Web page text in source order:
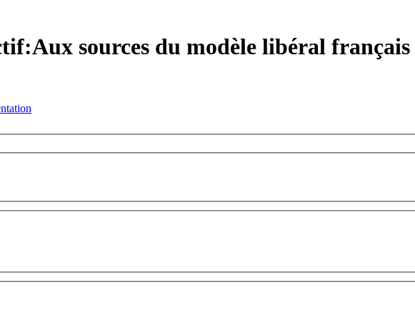
sources du modèle libéral